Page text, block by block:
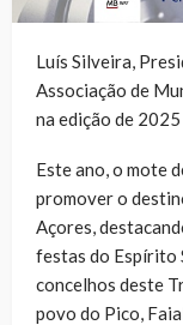
Luís Silveira,
Associação de
na edição de
Este ano, o mote
promover o
Açores,
festas do Espírito
concelhos deste
povo do Pico,